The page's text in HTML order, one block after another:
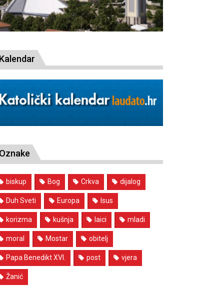
biskup Bog Crkva dijalog
Duh Sveti Europa Isus
korizma kušnja laici mladi
moral Mostar obitelj
Papa Benedikt XVI. post vjera
Žanić